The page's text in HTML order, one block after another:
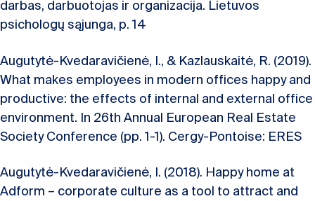
darbas, darbuotojas ir organizacija. Lietuvos
psichologų sąjunga, p. 14
Augutytė-Kvedaravičienė, I., & Kazlauskaitė, R. (2019).
What makes employees in modern offices happy and
productive: the effects of internal and external office
environment. In 26th Annual European Real Estate
Society Conference (pp. 1-1). Cergy-Pontoise: ERES
Augutytė-Kvedaravičienė, I. (2018). Happy home at
Adform – corporate culture as a tool to attract and